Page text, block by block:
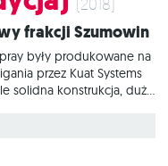
pocisków rakietowych.
się wszystko, co
do gry 1 statek Delta-7
(2018)
frakcji Szumowin
były produkowane na
przez Kuat Systems
solidna konstrukcja, dużo